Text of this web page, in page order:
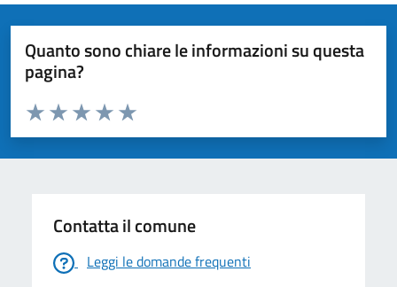
Quanto sono chiare le informazioni su questa
pagina?
Valuta da 1 a 5 stelle la pagina
Valuta 5 stelle su 5
Valuta 4 stelle su 5
Valuta 3 stelle su 5
Valuta 2 stelle su 5
Valuta 1 stelle su 5
Contatta il comune
Leggi le domande frequenti